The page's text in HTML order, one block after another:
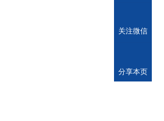
关注微信
分享本页